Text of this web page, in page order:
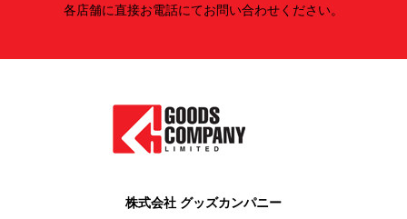
各店舗に直接お電話にてお問い合わせください。
株式会社 グッズカンパニー